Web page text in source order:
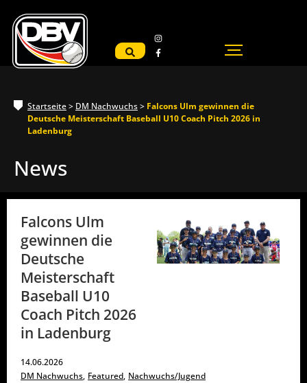
Startseite> DM Nachwuchs> Falcons Ulm gewinnen die
Deutsche Meisterschaft Baseball U10 Coach Pitch 2026 in
Ladenburg
News
Falcons Ulm
gewinnen die
Deutsche
Meisterschaft
Baseball U10
Coach Pitch 2026
in Ladenburg
14.06.2026
DM Nachwuchs, Featured, Nachwuchs/Jugend